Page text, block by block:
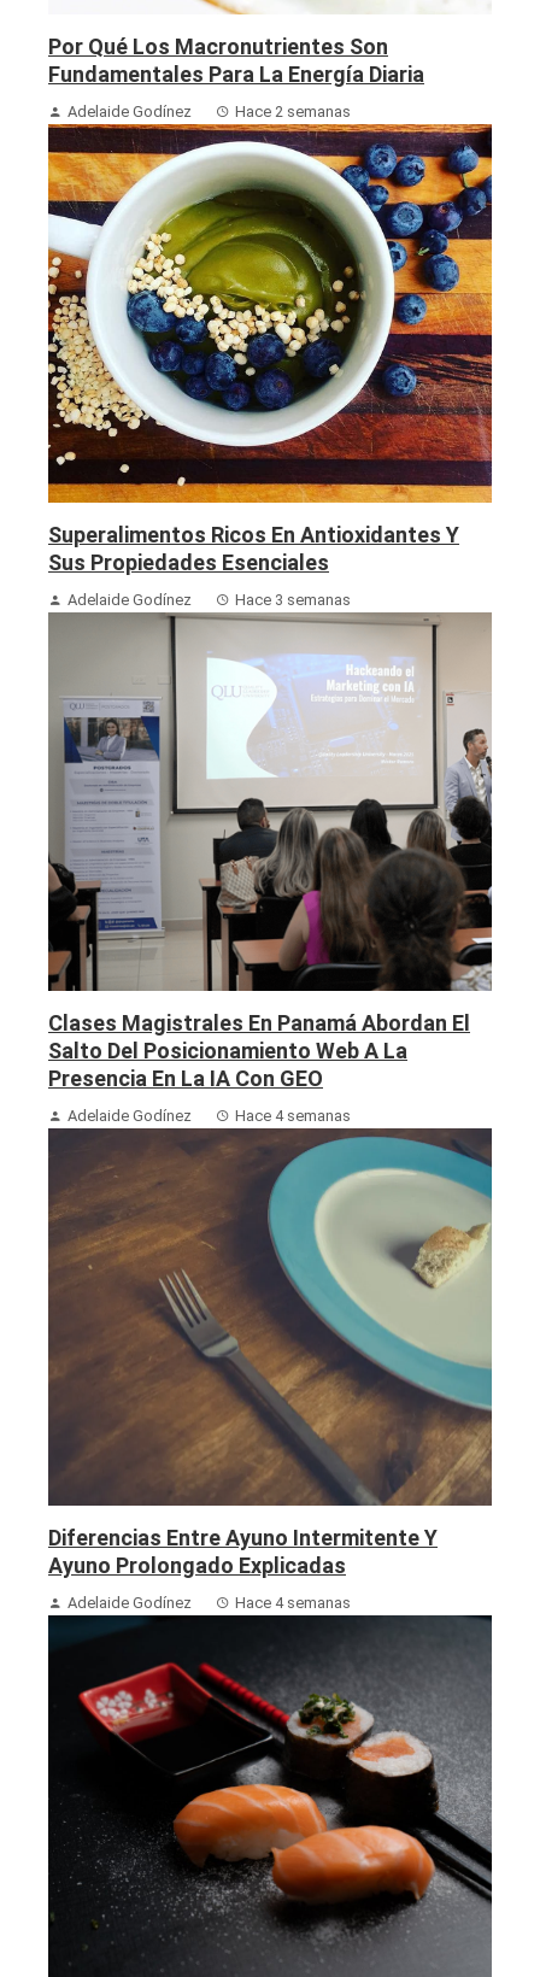
Por Qué Los Macronutrientes Son
Fundamentales Para La Energía Diaria
Adelaide Godínez Hace 2 semanas
Superalimentos Ricos En Antioxidantes Y
Sus Propiedades Esenciales
Adelaide Godínez Hace 3 semanas
Clases Magistrales En Panamá Abordan El
Salto Del Posicionamiento Web A La
Presencia En La IA Con GEO
Adelaide Godínez Hace 4 semanas
Diferencias Entre Ayuno Intermitente Y
Ayuno Prolongado Explicadas
Adelaide Godínez Hace 4 semanas